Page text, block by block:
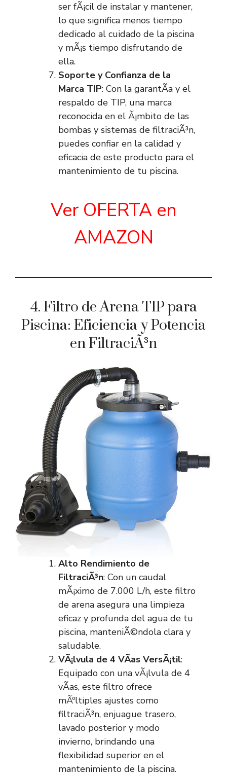
ser fÃ¡cil de instalar y mantener,
lo que significa menos tiempo
dedicado al cuidado de la piscina
y mÃ¡s tiempo disfrutando de
ella.
Soporte y Confianza de la
Marca TIP: Con la garantÃ­a y el
respaldo de TIP, una marca
reconocida en el Ã¡mbito de las
bombas y sistemas de filtraciÃ³n,
puedes confiar en la calidad y
eficacia de este producto para el
mantenimiento de tu piscina.
Ver OFERTA en
AMAZON
4. Filtro de Arena TIP para
Piscina: Eficiencia y Potencia
en FiltraciÃ³n
Alto Rendimiento de
FiltraciÃ³n: Con un caudal
mÃ¡ximo de 7.000 L/h, este filtro
de arena asegura una limpieza
eficaz y profunda del agua de tu
piscina, manteniÃ©ndola clara y
saludable.
VÃ¡lvula de 4 VÃ­as VersÃ¡til:
Equipado con una vÃ¡lvula de 4
vÃ­as, este filtro ofrece
mÃºltiples ajustes como
filtraciÃ³n, enjuague trasero,
lavado posterior y modo
invierno, brindando una
flexibilidad superior en el
mantenimiento de la piscina.